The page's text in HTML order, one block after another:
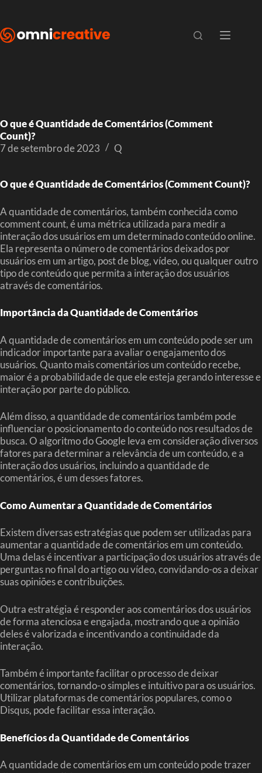
O que é Quantidade de Comentários (Comment
Count)?
7 de setembro de 2023
Q
O que é Quantidade de Comentários (Comment Count)?
A quantidade de comentários, também conhecida como
comment count, é uma métrica utilizada para medir a
interação dos usuários em um determinado conteúdo online.
Ela representa o número de comentários deixados por
usuários em um artigo, post de blog, vídeo, ou qualquer outro
tipo de conteúdo que permita a interação dos usuários
através de comentários.
Importância da Quantidade de Comentários
A quantidade de comentários em um conteúdo pode ser um
indicador importante para avaliar o engajamento dos
usuários. Quanto mais comentários um conteúdo recebe,
maior é a probabilidade de que ele esteja gerando interesse e
interação por parte do público.
Além disso, a quantidade de comentários também pode
influenciar o posicionamento do conteúdo nos resultados de
busca. O algoritmo do Google leva em consideração diversos
fatores para determinar a relevância de um conteúdo, e a
interação dos usuários, incluindo a quantidade de
comentários, é um desses fatores.
Como Aumentar a Quantidade de Comentários
Existem diversas estratégias que podem ser utilizadas para
aumentar a quantidade de comentários em um conteúdo.
Uma delas é incentivar a participação dos usuários através de
perguntas no final do artigo ou vídeo, convidando-os a deixar
suas opiniões e contribuições.
Outra estratégia é responder aos comentários dos usuários
de forma atenciosa e engajada, mostrando que a opinião
deles é valorizada e incentivando a continuidade da
interação.
Também é importante facilitar o processo de deixar
comentários, tornando-o simples e intuitivo para os usuários.
Utilizar plataformas de comentários populares, como o
Disqus, pode facilitar essa interação.
Benefícios da Quantidade de Comentários
A quantidade de comentários em um conteúdo pode trazer